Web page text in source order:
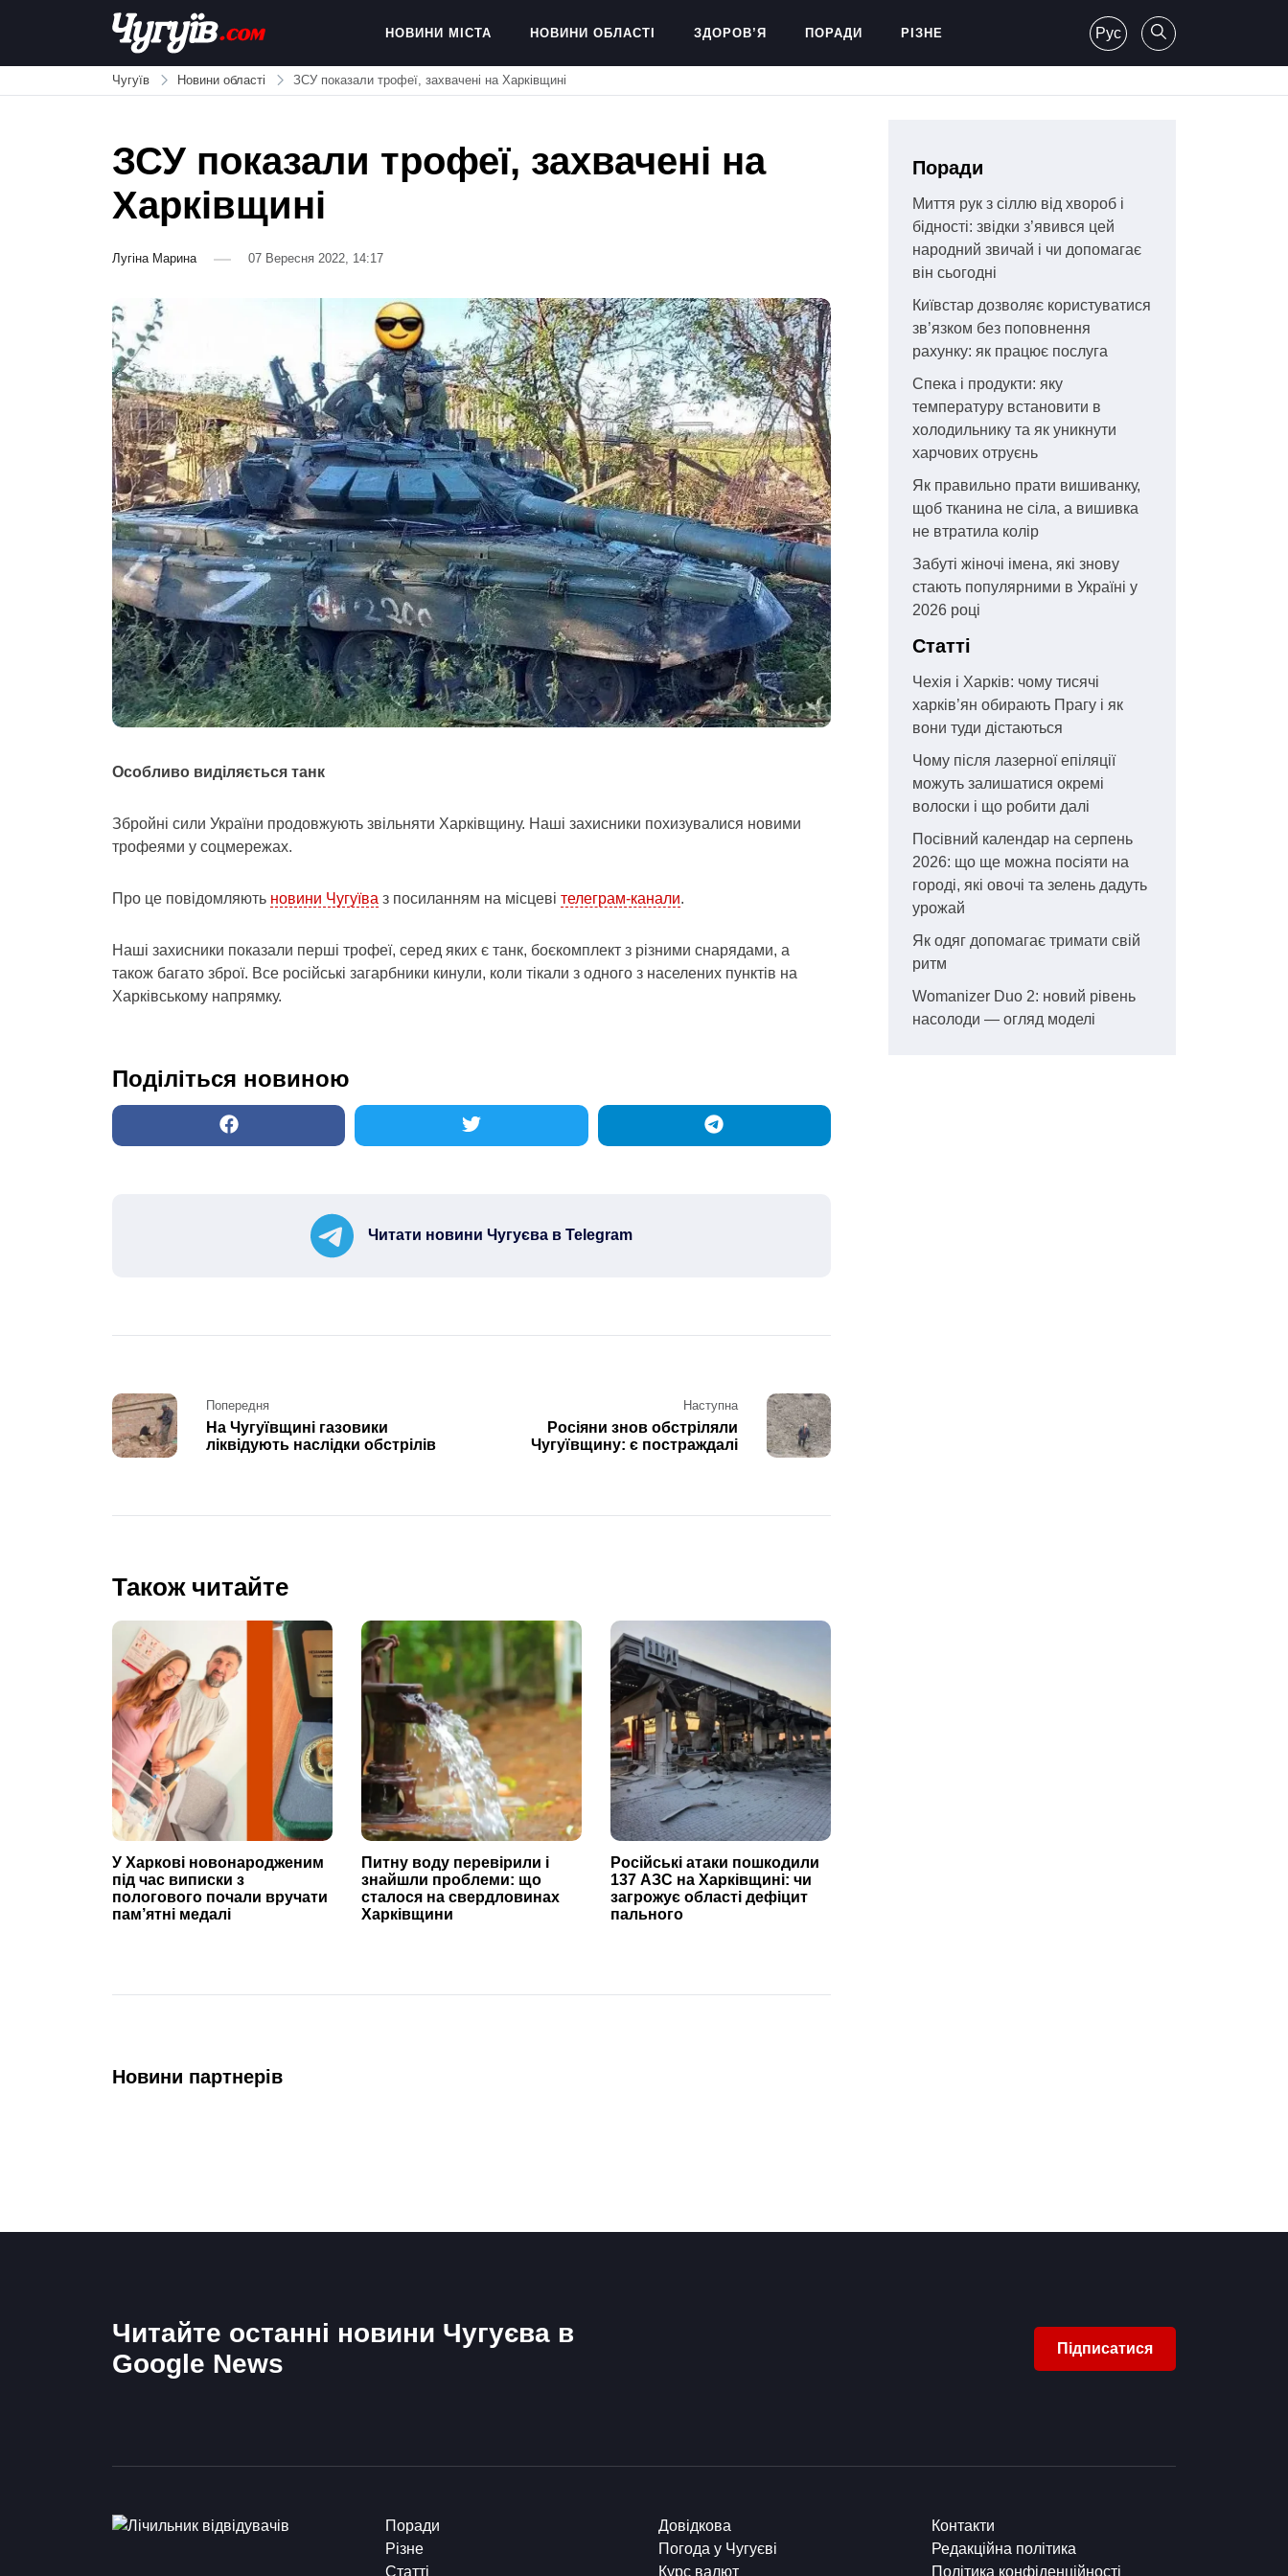
Chuguiv
НОВИНИ МІСТА НОВИНИ ОБЛАСТІ ЗДОРОВ’Я ПОРАДИ РІЗНЕ Рус
Чугуїв Новини області ЗСУ показали трофеї, захвачені на Харківщині
ЗСУ показали трофеї, захвачені на
Харківщині
Лугіна Марина 07 Вересня 2022, 14:17
Особливо виділяється танк
Збройні сили України продовжують звільняти Харківщину. Наші захисники похизувалися новими
трофеями у соцмережах.
Про це повідомляють новини Чугуїва з посиланням на місцеві телеграм-канали.
Наші захисники показали перші трофеї, серед яких є танк, боєкомплект з різними снарядами, а
також багато зброї. Все російські загарбники кинули, коли тікали з одного з населених пунктів на
Харківському напрямку.
Поділіться новиною
Читати новини Чугуєва в Telegram
Post
navigation
Попередня
На Чугуївщині газовики
ліквідують наслідки обстрілів
Наступна
Росіяни знов обстріляли
Чугуївщину: є постраждалі
Також читайте
У Харкові новонародженим
під час виписки з
пологового почали вручати
пам’ятні медалі
Питну воду перевірили і
знайшли проблеми: що
сталося на свердловинах
Харківщини
Російські атаки пошкодили
137 АЗС на Харківщині: чи
загрожує області дефіцит
пального
Новини партнерів
Поради
Миття рук з сіллю від хвороб і
бідності: звідки з’явився цей
народний звичай і чи допомагає
він сьогодні
Київстар дозволяє користуватися
зв’язком без поповнення
рахунку: як працює послуга
Спека і продукти: яку
температуру встановити в
холодильнику та як уникнути
харчових отруєнь
Як правильно прати вишиванку,
щоб тканина не сіла, а вишивка
не втратила колір
Забуті жіночі імена, які знову
стають популярними в Україні у
2026 році
Статті
Чехія і Харків: чому тисячі
харків’ян обирають Прагу і як
вони туди дістаються
Чому після лазерної епіляції
можуть залишатися окремі
волоски і що робити далі
Посівний календар на серпень
2026: що ще можна посіяти на
городі, які овочі та зелень дадуть
урожай
Як одяг допомагає тримати свій
ритм
Womanizer Duo 2: новий рівень
насолоди — огляд моделі
Читайте останні новини Чугуєва в
Google News
Підписатися
Поради
Різне
Статті
Довідкова
Погода у Чугуєві
Курс валют
Контакти
Редакційна політика
Політика конфіденційності